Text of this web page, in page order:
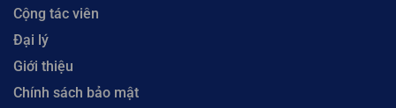
Cộng tác viên
Đại lý
Giới thiệu
Chính sách bảo mật